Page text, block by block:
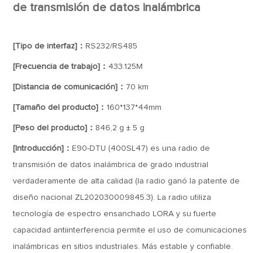
de transmisión de datos inalámbrica
[Tipo de interfaz]： RS232/RS485
[Frecuencia de trabajo]： 433.125M
[Distancia de comunicación]： 70 km
[Tamaño del producto]： 160*137*44mm
[Peso del producto]： 846,2 g ± 5 g
[Introducción]： E90-DTU (400SL47) es una radio de
transmisión de datos inalámbrica de grado industrial
verdaderamente de alta calidad (la radio ganó la patente de
diseño nacional ZL202030009845.3). La radio utiliza
tecnología de espectro ensanchado LORA y su fuerte
capacidad antiinterferencia permite el uso de comunicaciones
inalámbricas en sitios industriales. Más estable y confiable.